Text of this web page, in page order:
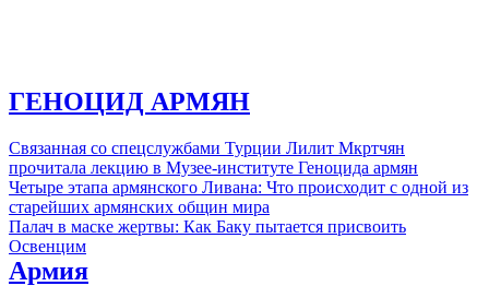
ГЕНОЦИД АРМЯН
Связанная со спецслужбами Турции Лилит Мкртчян
прочитала лекцию в Музее-институте Геноцида армян
Четыре этапа армянского Ливана: Что происходит с одной из
старейших армянских общин мира
Палач в маске жертвы: Как Баку пытается присвоить
Освенцим
Армия